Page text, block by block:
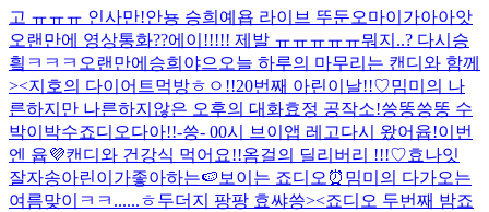
고 ㅠㅠㅠ 인사만!안뇽 승희예욥 라이브 뚜둔오마이가아아앗
오랜만에 영상통화??에이!!!!! 제발 ㅠㅠㅠㅠㅠ뭐지..? 다시승
힄ㅋㅋㅋ 오랜만에승희야으 오늘 하루의 마무리는 캔디와 함께
><지호의 다이어트먹방ㅎㅇ!!20번째 아린이날!!♡밈미의 나
른하지만 나른하지않은 오후의 대화효정 공작소!씅똥씅똥 수
박이박수죠디오다아!!-씅- 00시 브이앱 레고다시 왔어윱!이번
엔 윱💜캔디와 건강식 먹어요!!옴걸의 딜리버리 !!!♡효나잇
잘자송아린이가좋아하는🍉 보이는 죠디오⏰ 밈미의 다가오는
여름맞이ㅋㅋ......ㅎ두더지 팡팡 효쌰씅><죠디오 두번째 밤죠